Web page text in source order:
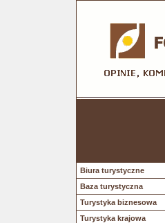
Biura turystyczne
Baza turystyczna
Turystyka biznesowa
Turystyka krajowa